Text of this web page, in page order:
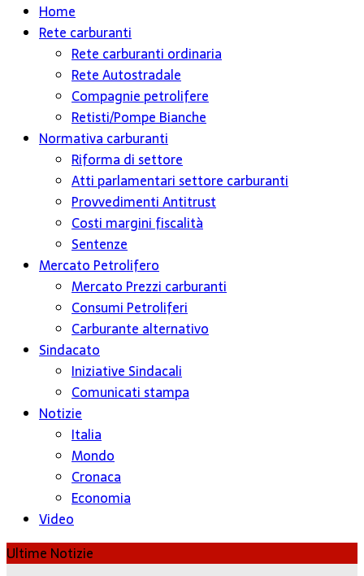
Home
Rete carburanti
Rete carburanti ordinaria
Rete Autostradale
Compagnie petrolifere
Retisti/Pompe Bianche
Normativa carburanti
Riforma di settore
Atti parlamentari settore carburanti
Provvedimenti Antitrust
Costi margini fiscalità
Sentenze
Mercato Petrolifero
Mercato Prezzi carburanti
Consumi Petroliferi
Carburante alternativo
Sindacato
Iniziative Sindacali
Comunicati stampa
Notizie
Italia
Mondo
Cronaca
Economia
Video
Ultime Notizie